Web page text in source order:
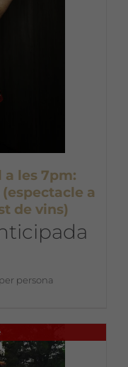
a les 7pm:
a
de vins)
persona